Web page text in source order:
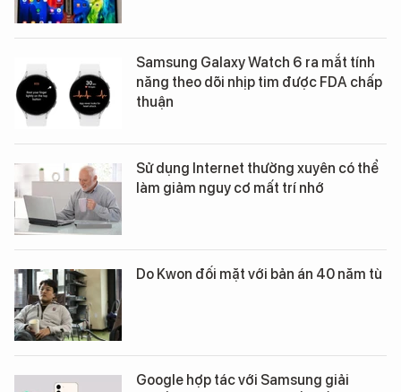
Samsung Galaxy Watch 6 ra mắt tính
năng theo dõi nhịp tim được FDA chấp
thuận
Sử dụng Internet thường xuyên có thể
làm giảm nguy cơ mất trí nhớ
Do Kwon đối mặt với bản án 40 năm tù
Google hợp tác với Samsung giải